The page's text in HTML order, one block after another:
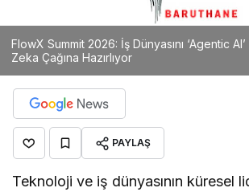
FlowX Summit 2026: İş Dünyasını ‘Agentic
Zeka Çağına Hazırlıyor
PAYLAŞ
Teknoloji ve iş dünyasının küresel